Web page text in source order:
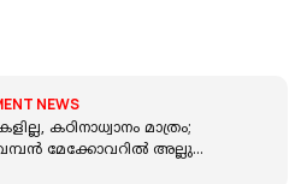
NEWS
കഠിനാധ്വാനം മാത്രം;
മേക്കോവറില്‍ അല്ലു